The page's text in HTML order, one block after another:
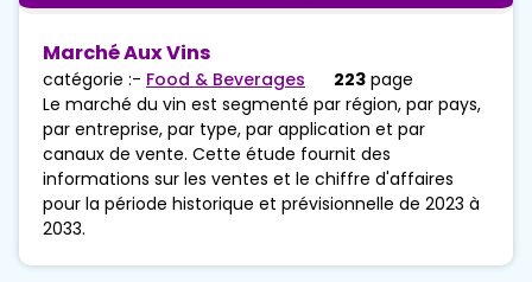
Marché Aux Vins
catégorie :- Food & Beverages 223 page
Le marché du vin est segmenté par région, par pays,
par entreprise, par type, par application et par
canaux de vente. Cette étude fournit des
informations sur les ventes et le chiffre d'affaires
pour la période historique et prévisionnelle de 2023 à
2033.